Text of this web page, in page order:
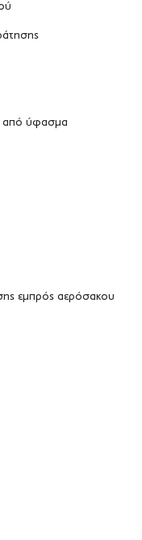
από ύφασμα
εμπρός αερόσακου